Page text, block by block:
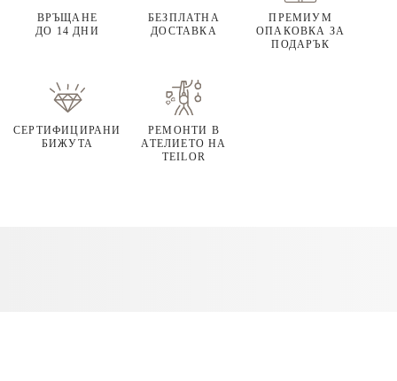
ВРЪЩАНЕ
ДО 14 ДНИ
БЕЗПЛАТНА
ДОСТАВКА
ПРЕМИУМ
ОПАКОВКА ЗА
ПОДАРЪК
СЕРТИФИЦИРАНИ
БИЖУТА
РЕМОНТИ В
АТЕЛИЕТО НА
TEILOR